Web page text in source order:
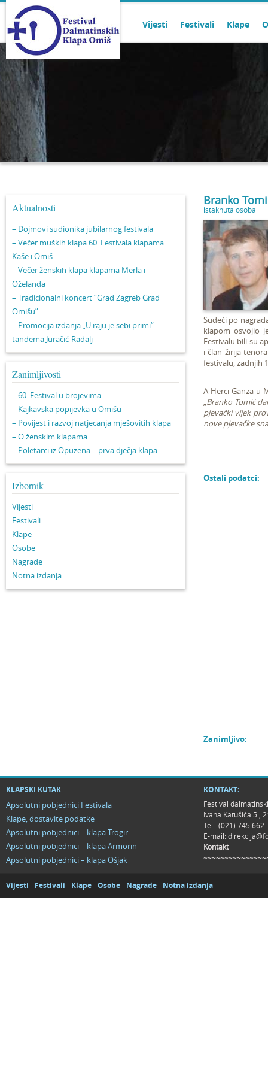
Vijesti Festivali Klape
Aktualnosti
– Dojmovi sudionika jubilarnog festivala
– Večer muških klapa 60. Festivala klapama
Kaše i Omiš
– Večer ženskih klapa klapama Merla i
Oželanda
– Tradicionalni koncert “Grad Zagreb Grad
Omišu”
– Promocija izdanja „U raju je sebi primi“
tandema Juračić-Radalj
Zanimljivosti
– 60. Festival u brojevima
– Kajkavska popijevka u Omišu
– Povijest i razvoj natjecanja mješovitih klapa
– O ženskim klapama
– Poletarci iz Opuzena – prva dječja klapa
Izbornik
Vijesti
Festivali
Klape
Osobe
Nagrade
Notna izdanja
Branko
istaknuta osoba
Sudeći po
klapom osvojio
Festivalu bili su
i član žirija
festivalu, zadnjih
A Herci Ganza u
„Branko Tomić
pjevački vijek
nove pjevačke
Ostali podatci:
Zanimljivo:
KLAPSKI KUTAK
Apsolutni pobjednici Festivala
Klape, dostavite podatke
Apsolutni pobjednici – klapa Trogir
Apsolutni pobjednici – klapa Armorin
Apsolutni pobjednici – klapa Ošjak
KONTAKT:
Festival
Ivana Katušića 5 ,
Tel.: (021) 745 662
E-mail:
Kontakt
Vijesti Festivali Klape Osobe Nagrade Notna izdanja